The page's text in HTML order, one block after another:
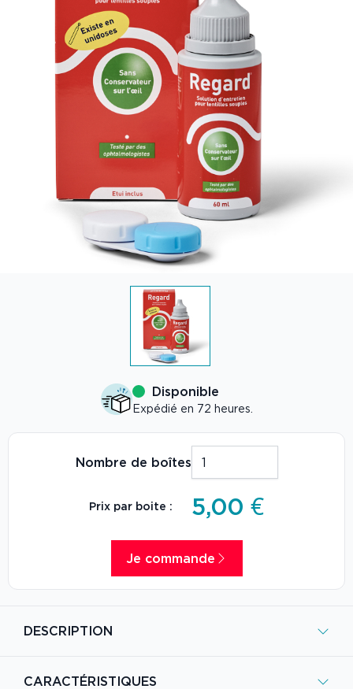
Disponible
Expédié en 72 heures.
DESCRIPTION
CARACTÉRISTIQUES
Nombre de boîtes
Prix par boite : 5,00 €
Je commande